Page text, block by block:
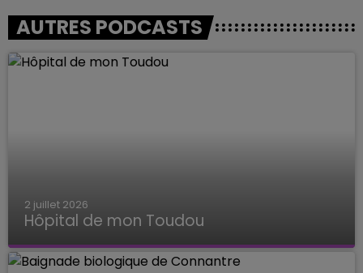
AUTRES PODCASTS
2 juillet 2026
Hôpital de mon Toudou
Hôpital de mon Toudou